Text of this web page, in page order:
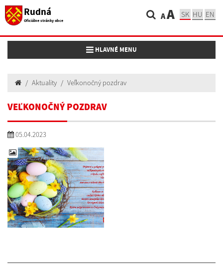
Rudná
Oficiálne stránky obce AA SK HU EN
Toggle navigation
HLAVNÉ MENU
Aktuality Veľkonočný pozdrav
VEĽKONOČNÝ POZDRAV
05.04.2023